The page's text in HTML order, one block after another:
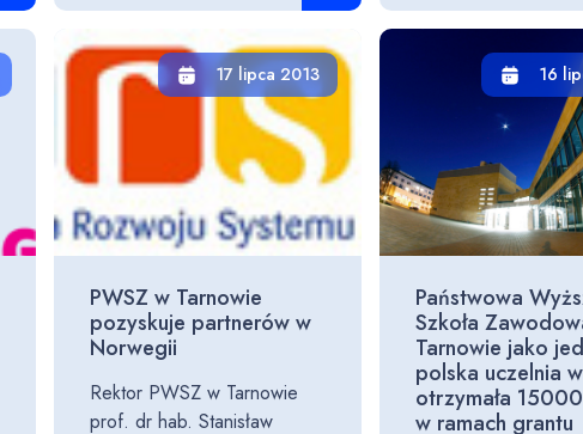
17 lipca 2013
PWSZ w Tarnowie
pozyskuje partnerów w
Norwegii
Rektor PWSZ w Tarnowie
prof. dr hab. Stanisław
16
Państwowa
Szkoła
Tarnowie jako
polska uczelnia
otrzymała
w ramach grantu